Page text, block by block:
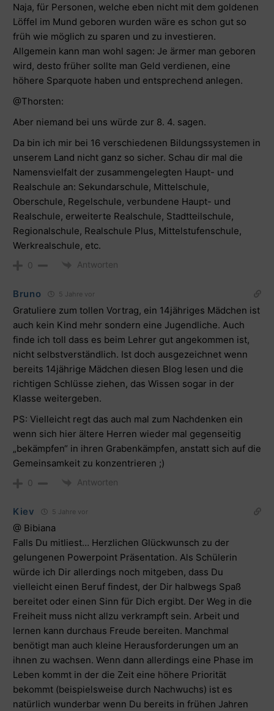
Naja, für Personen, welche eben nicht mit dem goldenen
Löffel im Mund geboren wurden wäre es schon gut so
früh wie möglich zu sparen und zu investieren.
Allgemein kann man wohl sagen: Je ärmer man geboren
wird, desto früher sollte man Geld verdienen, eine
höhere Sparquote haben und entsprechend anlegen.
@Thorsten:
Aber niemand bei uns würde zur 8. 4. sagen.
Da bin ich mir bei 16 verschiedenen Bildungssystemen in
unserem Land nicht ganz so sicher. Schau dir mal die
Namensvielfalt der zusammengelegten Haupt- und
Realschule an: Sekundarschule, Mittelschule,
Oberschule, Regelschule, verbundene Haupt- und
Realschule, erweiterte Realschule, Stadtteilschule,
Regionalschule, Realschule Plus, Mittelstufenschule,
Werkrealschule, etc.
0 Antworten
Bruno 5 Jahre vor
Gratuliere zum tollen Vortrag, ein 14jähriges Mädchen ist
auch kein Kind mehr sondern eine Jugendliche. Auch
finde ich toll dass es beim Lehrer gut angekommen ist,
nicht selbstverständlich. Ist doch ausgezeichnet wenn
bereits 14jährige Mädchen diesen Blog lesen und die
richtigen Schlüsse ziehen, das Wissen sogar in der
Klasse weitergeben.
PS: Vielleicht regt das auch mal zum Nachdenken ein
wenn sich hier ältere Herren wieder mal gegenseitig
„bekämpfen“ in ihren Grabenkämpfen, anstatt sich auf die
Gemeinsamkeit zu konzentrieren ;)
0 Antworten
Kiev 5 Jahre vor
@ Bibiana
Falls Du mitliest… Herzlichen Glückwunsch zu der
gelungenen Powerpoint Präsentation. Als Schülerin
würde ich Dir allerdings noch mitgeben, dass Du
vielleicht einen Beruf findest, der Dir halbwegs Spaß
bereitet oder einen Sinn für Dich ergibt. Der Weg in die
Freiheit muss nicht allzu verkrampft sein. Arbeit und
lernen kann durchaus Freude bereiten. Manchmal
benötigt man auch kleine Herausforderungen um an
ihnen zu wachsen. Wenn dann allerdings eine Phase im
Leben kommt in der die Zeit eine höhere Priorität
bekommt (beispielsweise durch Nachwuchs) ist es
natürlich wunderbar wenn Du bereits in frühen Jahren